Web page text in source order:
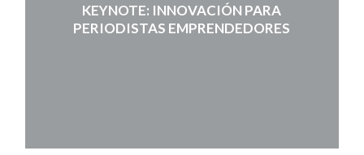
KEYNOTE: INNOVACIÓN PARA
PERIODISTAS EMPRENDEDORES